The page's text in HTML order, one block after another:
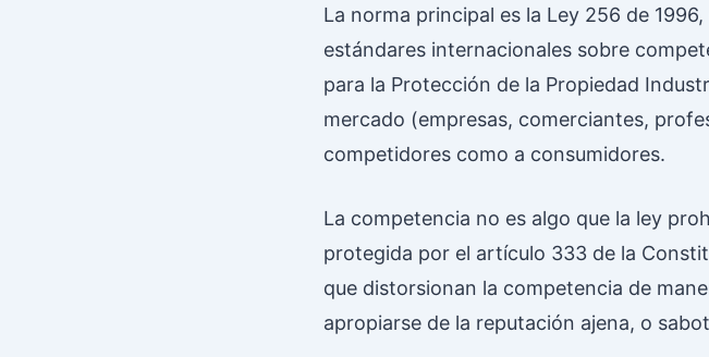
La norma principal es la Ley 256 de
estándares internacionales sobre
para la Protección de la Propiedad
mercado (empresas, comerciantes,
competidores como a consumidores.
La competencia no es algo que la ley
protegida por el artículo 333 de la
que distorsionan la competencia de
apropiarse de la reputación ajena, o